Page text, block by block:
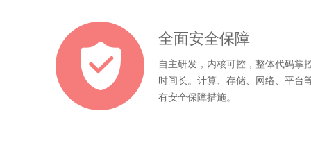
全面安全保障
自主研发，内核可控，整体代码掌
时间长。计算、存储、网络、平台
有安全保障措施。